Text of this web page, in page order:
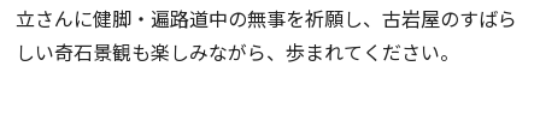
立さんに健脚・遍路道中の無事を祈願し、古岩屋のすばら
しい奇石景観も楽しみながら、歩まれてください。